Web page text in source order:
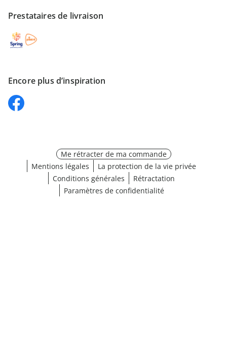
Prestataires de livraison
Encore plus d’inspiration
Me rétracter de ma commande
Mentions légales
La protection de la vie privée
Conditions générales
Rétractation
Paramètres de confidentialité